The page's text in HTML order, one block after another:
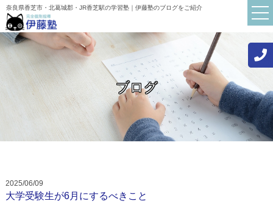
奈良県香芝市・北葛城郡・JR香芝駅の学習塾｜伊藤塾のブログをご紹介
伊藤塾について
お知らせ
ブログ
2025/06/09
大学受験生が6月にするべきこと